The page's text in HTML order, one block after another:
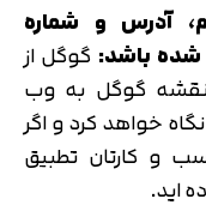
آدرس و شماره
باشد: گوگل از
نقشه گوگل به وب
خواهد کرد و اگر
و کارتان تطبیق
اید.